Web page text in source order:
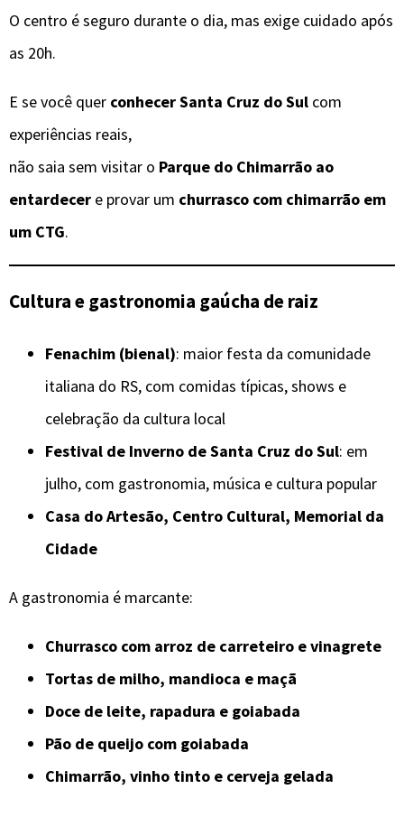
O centro é seguro durante o dia, mas exige cuidado após
as 20h.
E se você quer conhecer Santa Cruz do Sul com
experiências reais,
não saia sem visitar o Parque do Chimarrão ao
entardecer e provar um churrasco com chimarrão em
um CTG.
Cultura e gastronomia gaúcha de raiz
Fenachim (bienal): maior festa da comunidade
italiana do RS, com comidas típicas, shows e
celebração da cultura local
Festival de Inverno de Santa Cruz do Sul: em
julho, com gastronomia, música e cultura popular
Casa do Artesão, Centro Cultural, Memorial da
Cidade
A gastronomia é marcante:
Churrasco com arroz de carreteiro e vinagrete
Tortas de milho, mandioca e maçã
Doce de leite, rapadura e goiabada
Pão de queijo com goiabada
Chimarrão, vinho tinto e cerveja gelada